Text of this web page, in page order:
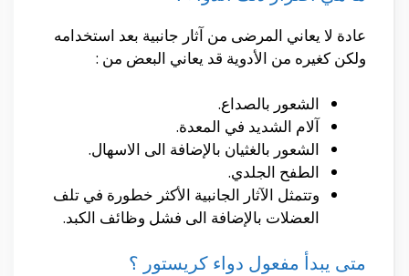
عادة لا يعاني المرضى من آثار جانبية بعد استخدامه
ولكن كغيره من الأدوية قد يعاني البعض من :
الشعور بالصداع.
آلام الشديد في المعدة.
الشعور بالغثيان بالإضافة الى الاسهال.
الطفح الجلدي.
وتتمثل الآثار الجانبية الأكثر خطورة في تلف
العضلات بالإضافة الى فشل وظائف الكبد.
متى يبدأ مفعول دواء كريستور ؟